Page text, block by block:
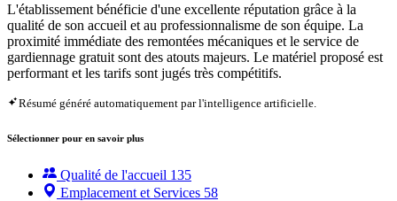
L'établissement bénéficie d'une excellente réputation grâce à la
qualité de son accueil et au professionnalisme de son équipe. La
proximité immédiate des remontées mécaniques et le service de
gardiennage gratuit sont des atouts majeurs. Le matériel proposé est
performant et les tarifs sont jugés très compétitifs.
Résumé généré automatiquement par l'intelligence artificielle.
Sélectionner pour en savoir plus
Qualité de l'accueil 135
Emplacement et Services 58